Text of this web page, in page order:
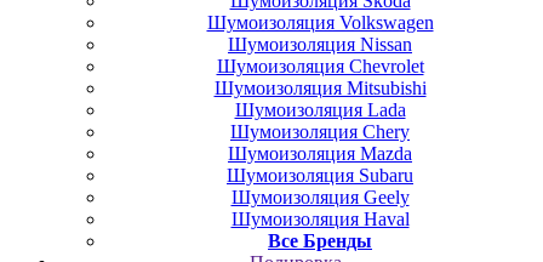
Шумоизоляция Volkswagen
Шумоизоляция Nissan
Шумоизоляция Chevrolet
Шумоизоляция Mitsubishi
Шумоизоляция Lada
Шумоизоляция Chery
Шумоизоляция Mazda
Шумоизоляция Subaru
Шумоизоляция Geely
Шумоизоляция Haval
Все Бренды